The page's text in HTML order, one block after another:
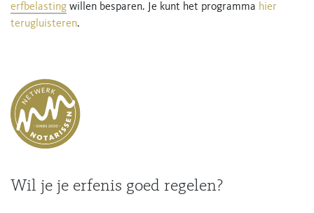
erfbelasting willen besparen. Je kunt het programma hier
terugluisteren.
Wil je je erfenis goed regelen?